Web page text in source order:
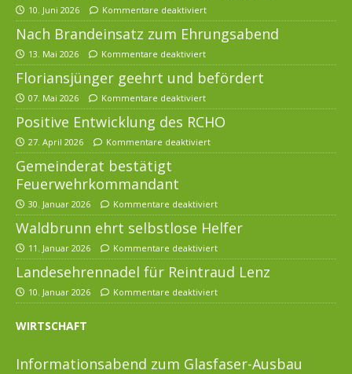
10. Juni 2026 Kommentare deaktiviert
Nach Brandeinsatz zum Ehrungsabend
13. Mai 2026 Kommentare deaktiviert
Floriansjünger geehrt und befördert
07. Mai 2026 Kommentare deaktiviert
Positive Entwicklung des RCHO
27. April 2026 Kommentare deaktiviert
Gemeinderat bestätigt
Feuerwehrkommandant
30. Januar 2026 Kommentare deaktiviert
Waldbrunn ehrt selbstlose Helfer
11. Januar 2026 Kommentare deaktiviert
Landesehrennadel für Reintraud Lenz
10. Januar 2026 Kommentare deaktiviert
WIRTSCHAFT
Informationsabend zum Glasfaser-Ausbau